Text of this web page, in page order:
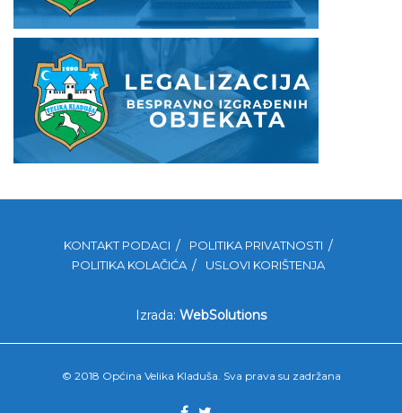
KONTAKT PODACI
POLITIKA PRIVATNOSTI
POLITIKA KOLAČIĆA
USLOVI KORIŠTENJA
Izrada: WebSolutions
© 2018 Općina Velika Kladuša. Sva prava su zadržana